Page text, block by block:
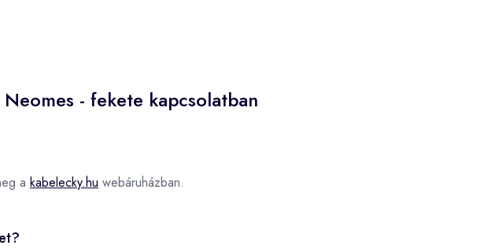
- fekete kapcsolatban
a kabelecky.hu webáruházban.